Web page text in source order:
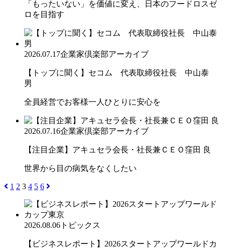
「もったいない」を価値に変え、日本のフードロスゼ
ロを目指す
2026.07.17企業家倶楽部アーカイブ
【トップに聞く】セコム 代表取締役社長 中山泰
男
全員経営でお客様一人ひとりに安心を
2026.07.16企業家倶楽部アーカイブ
【注目企業】アキュセラ会長・社長兼ＣＥＯ窪田 良
世界から目の病気をなくしたい
1 2 3 4 5 6
2026.08.06 トピックス
【ビジネスレポート】2026スタートアップワールドカ